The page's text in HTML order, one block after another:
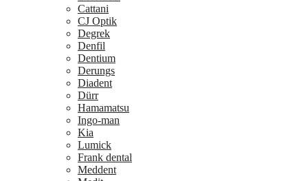
Cattani
CJ Optik
Degrek
Denfil
Dentium
Derungs
Diadent
Dürr
Hamamatsu
Ingo-man
Kia
Lumick
Frank dental
Meddent